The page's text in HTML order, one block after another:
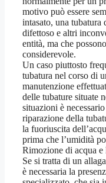
motivo può essere
intasato, una tubatura
difettoso e altri
entità, ma che
considerevole.
Un caso piuttosto
tubatura nel corso di
manutenzione
delle tubature situate
situazioni è
riparazione della
la fuoriuscita
prima che l’umidità
Rimozione di acqua
Se si tratta di un
è necessaria la